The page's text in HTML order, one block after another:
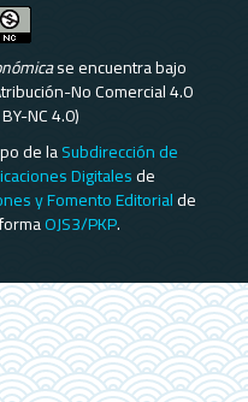
se encuentra bajo
No Comercial 4.0
NC 4.0)
de laSubdirección de
Digitalesde
y Fomento Editorialde
OJS3/PKP.